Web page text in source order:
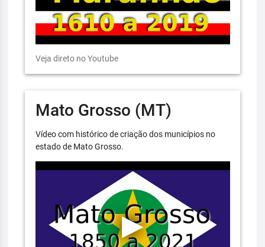
Veja direto no Youtube
Mato Grosso (MT)
Vídeo com histórico de criação dos municípios no
estado de Mato Grosso.